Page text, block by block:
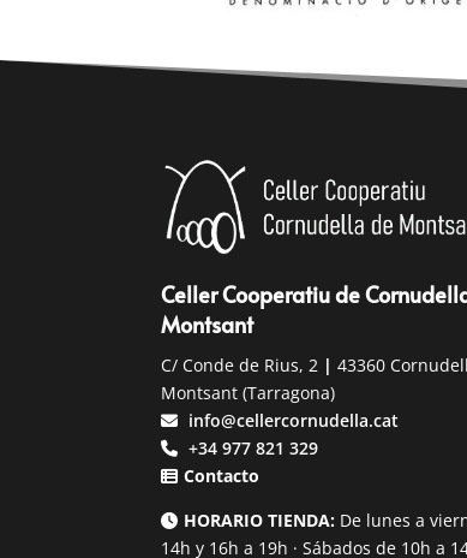
Celler Cooperatiu de
Montsant
C/ Conde de Rius, 2 | 43360
Montsant (Tarragona)
info@cellercornudella.cat
+34 977 821 329
Contacto
HORARIO TIENDA: De lunes a
14h y 16h a 19h · Sábados de 10h a